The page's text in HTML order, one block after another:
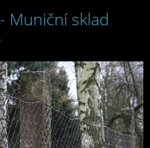
Muniční sklad